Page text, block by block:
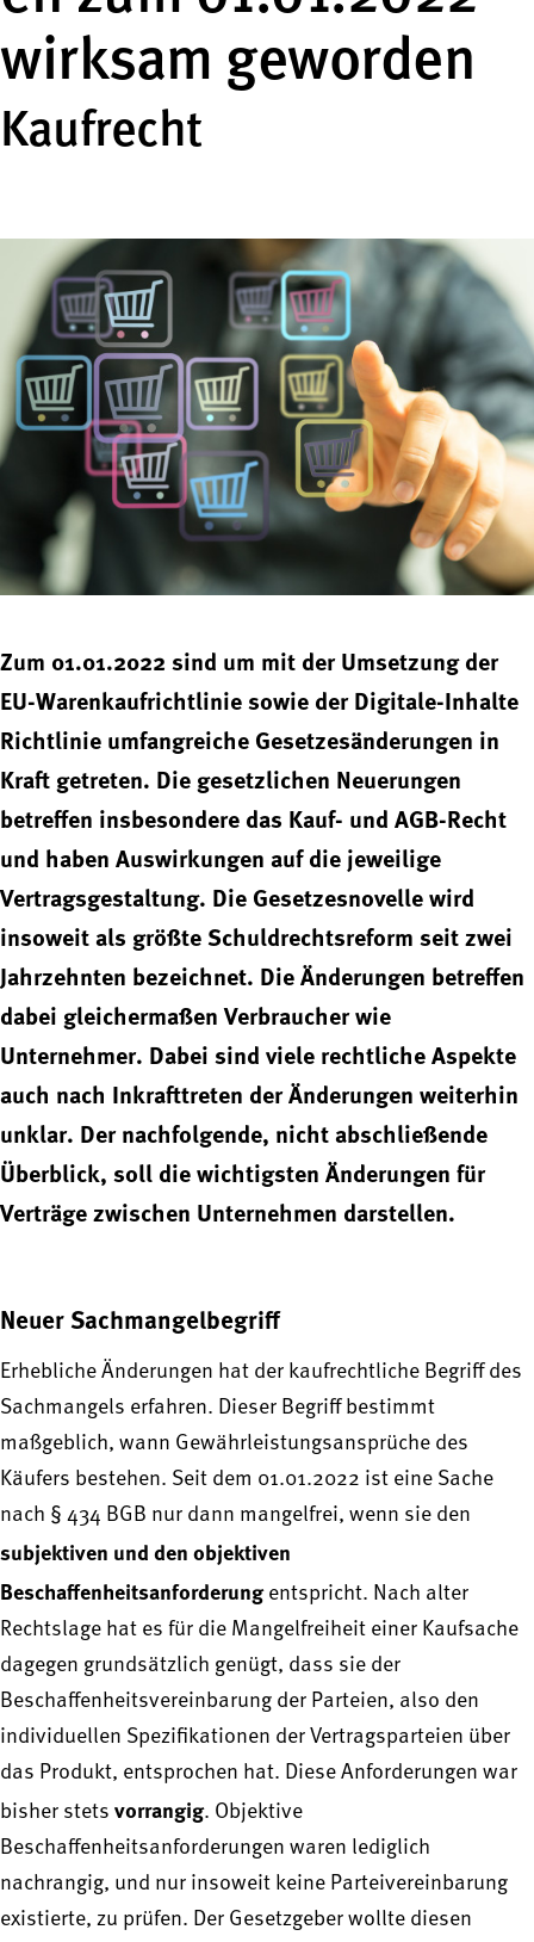
wirksam geworden
Kaufrecht
Zum 01.01.2022 sind um mit der Umsetzung der
EU-Warenkaufrichtlinie sowie der Digitale-Inhalte
Richtlinie umfangreiche Gesetzesänderungen in
Kraft getreten. Die gesetzlichen Neuerungen
betreffen insbesondere das Kauf- und AGB-Recht
und haben Auswirkungen auf die jeweilige
Vertragsgestaltung. Die Gesetzesnovelle wird
insoweit als größte Schuldrechtsreform seit zwei
Jahrzehnten bezeichnet. Die Änderungen betreffen
dabei gleichermaßen Verbraucher wie
Unternehmer. Dabei sind viele rechtliche Aspekte
auch nach Inkrafttreten der Änderungen weiterhin
unklar. Der nachfolgende, nicht abschließende
Überblick, soll die wichtigsten Änderungen für
Verträge zwischen Unternehmen darstellen.
Neuer Sachmangelbegriff
Erhebliche Änderungen hat der kaufrechtliche Begriff des
Sachmangels erfahren. Dieser Begriff bestimmt
maßgeblich, wann Gewährleistungsansprüche des
Käufers bestehen. Seit dem 01.01.2022 ist eine Sache
nach § 434 BGB nur dann mangelfrei, wenn sie den
subjektiven und den objektiven
Beschaffenheitsanforderungentspricht. Nach alter
Rechtslage hat es für die Mangelfreiheit einer Kaufsache
dagegen grundsätzlich genügt, dass sie der
Beschaffenheitsvereinbarung der Parteien, also den
individuellen Spezifikationen der Vertragsparteien über
das Produkt, entsprochen hat. Diese Anforderungen war
bisher stets vorrangig. Objektive
Beschaffenheitsanforderungen waren lediglich
nachrangig, und nur insoweit keine Parteivereinbarung
existierte, zu prüfen. Der Gesetzgeber wollte diesen